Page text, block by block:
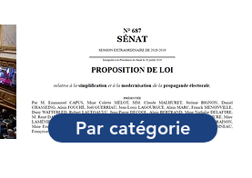
Par catégorie